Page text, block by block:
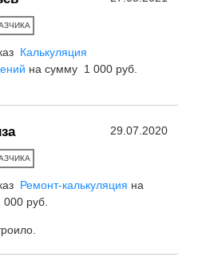
Калькуляция
на сумму 1 000 руб.
29.07.2020
Ремонт-калькуляция на
руб.